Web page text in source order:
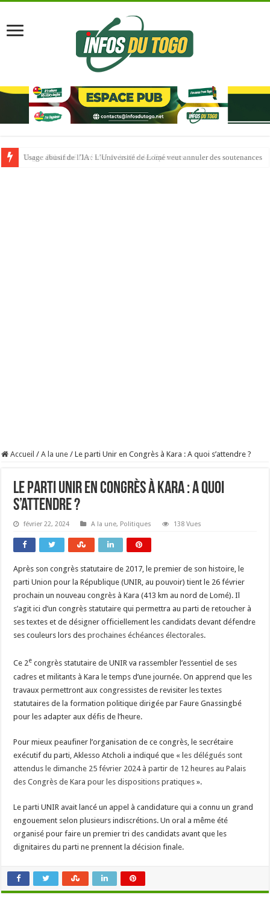
Usage abusif de l’IA : L’Université de Lomé veut annuler des soutenances
Accueil / A la une / Le parti Unir en Congrès à Kara : A quoi s’attendre ?
Le parti Unir en Congrès à Kara : A quoi
s’attendre ?
février 22, 2024 A la une, Politiques 138 Vues
Après son congrès statutaire de 2017, le premier de son histoire, le
parti Union pour la République (UNIR, au pouvoir) tient le 26 février
prochain un nouveau congrès à Kara (413 km au nord de Lomé). Il
s’agit ici d’un congrès statutaire qui permettra au parti de retoucher à
ses textes et de désigner officiellement les candidats devant défendre
ses couleurs lors desprochaines échéances électorales.
Ce 2e congrès statutaire de UNIR va rassembler l’essentiel de ses
cadres et militants à Kara le temps d’une journée. On apprend que les
travaux permettront aux congressistes de revisiter les textes
statutaires de la formation politique dirigée par Faure Gnassingbé
pour les adapter aux défis de l’heure.
Pour mieux peaufiner l’organisation de ce congrès, le secrétaire
exécutif du parti, Aklesso Atcholi a indiqué que « les délégués sont
attendus le dimanche 25 février 2024 à partir de 12 heures au Palais
des Congrès de Kara pour les dispositions pratiques ».
Le parti UNIR avait lancé un appel à candidature qui a connu un grand
engouement selon plusieurs indiscrétions. Un oral a même été
organisé pour faire un premier tri des candidats avant que les
dignitaires du parti ne prennent la décision finale.